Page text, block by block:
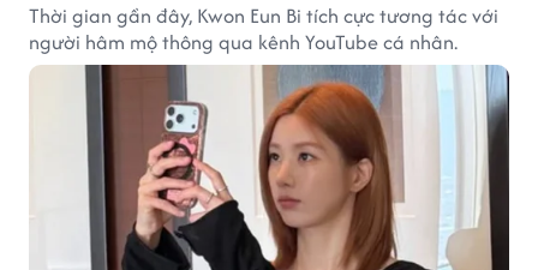
Thời gian gần đây, Kwon Eun Bi tích cực tương tác với
người hâm mộ thông qua kênh YouTube cá nhân.